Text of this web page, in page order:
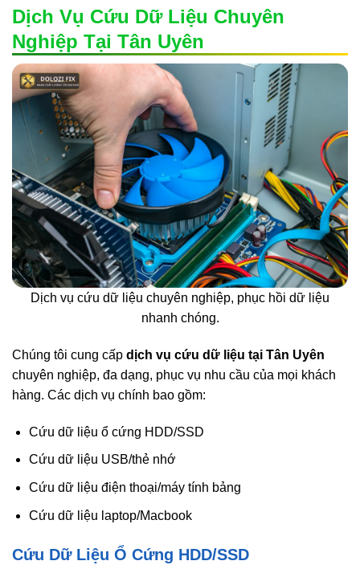
Dịch Vụ Cứu Dữ Liệu Chuyên
Nghiệp Tại Tân Uyên
Dịch vụ cứu dữ liệu chuyên nghiệp, phục hồi dữ liệu
nhanh chóng.
Chúng tôi cung cấp dịch vụ cứu dữ liệu tại Tân Uyên
chuyên nghiệp, đa dạng, phục vụ nhu cầu của mọi khách
hàng. Các dịch vụ chính bao gồm:
Cứu dữ liệu ổ cứng HDD/SSD
Cứu dữ liệu USB/thẻ nhớ
Cứu dữ liệu điện thoại/máy tính bảng
Cứu dữ liệu laptop/Macbook
Cứu Dữ Liệu Ổ Cứng HDD/SSD